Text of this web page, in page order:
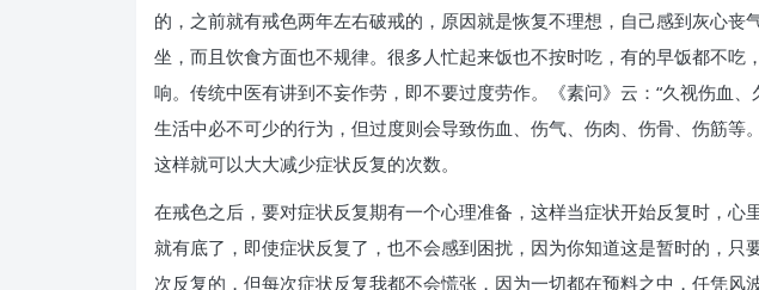
的，之前就有戒色两年左右破戒的，原因就是恢复不理想，自己感到灰心
坐，而且饮食方面也不规律。很多人忙起来饭也不按时吃，有的早饭都不
响。传统中医有讲到不妄作劳，即不要过度劳作。《素问》云：“久视伤血
生活中必不可少的行为，但过度则会导致伤血、伤气、伤肉、伤骨、伤筋
这样就可以大大减少症状反复的次数。
在戒色之后，要对症状反复期有一个心理准备，这样当症状开始反复时，
就有底了，即使症状反复了，也不会感到困扰，因为你知道这是暂时的，
次反复的，但每次症状反复我都不会慌张，因为一切都在预料之中，任凭